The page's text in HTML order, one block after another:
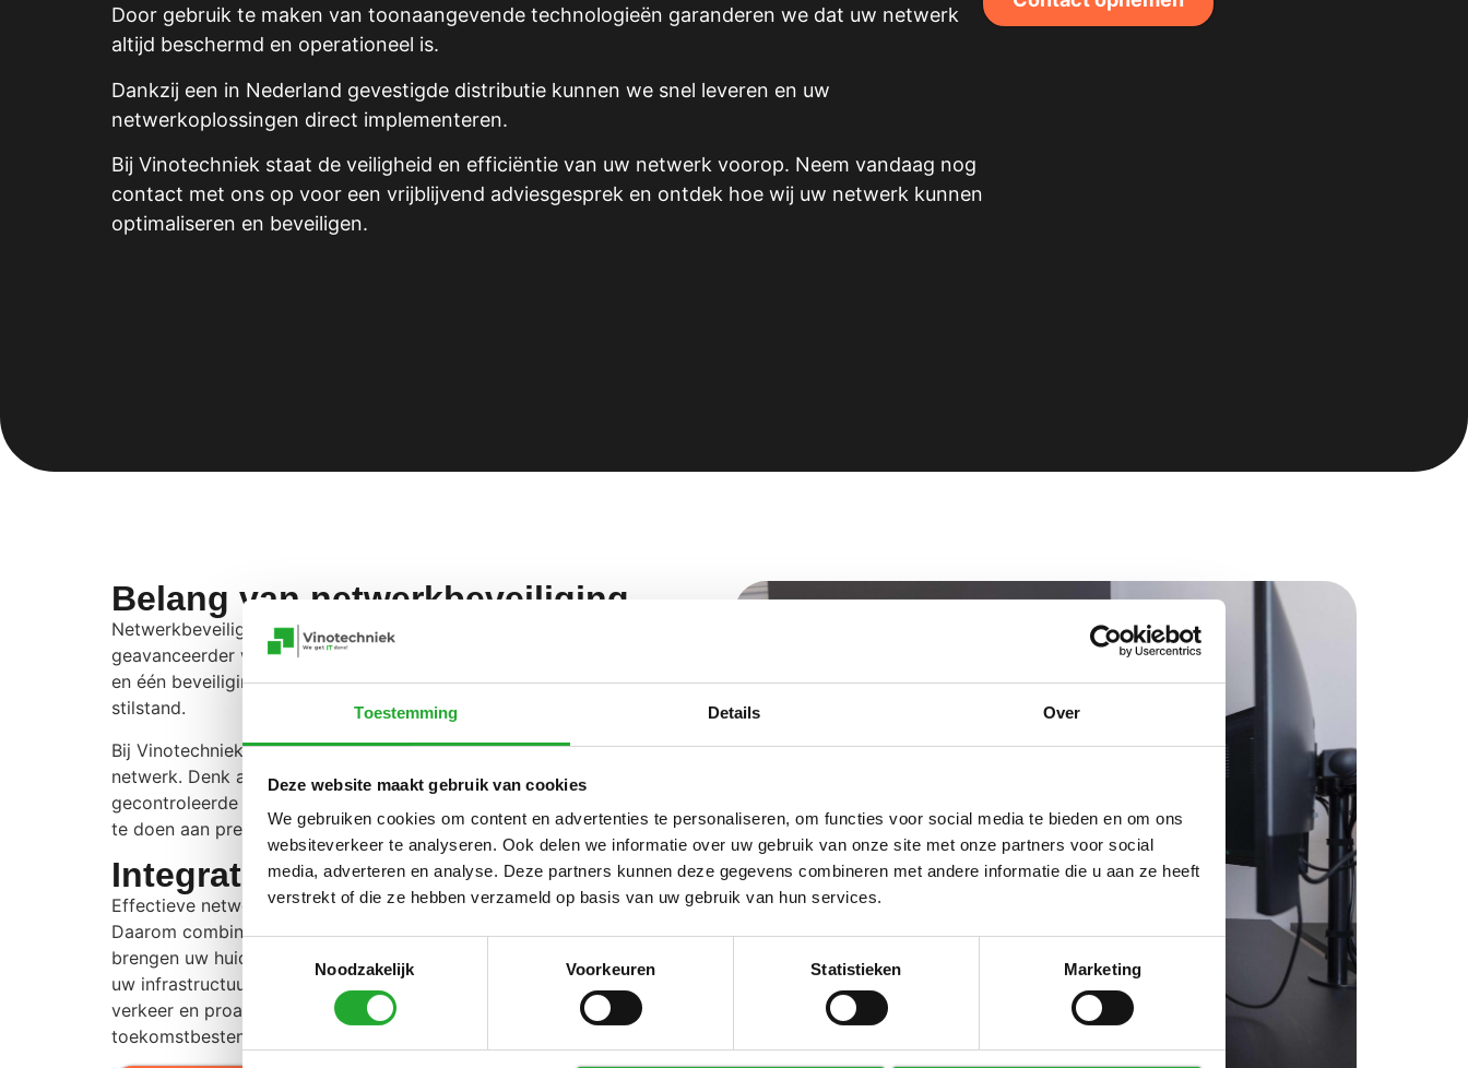
Toestemming Details Over
Deze website maakt gebruik van cookies
We gebruiken cookies om content en advertenties te personaliseren, om functies voor social media te bieden en om ons
websiteverkeer te analyseren. Ook delen we informatie over uw gebruik van onze site met onze partners voor social
media, adverteren en analyse. Deze partners kunnen deze gegevens combineren met andere informatie die u aan ze heeft
verstrekt of die ze hebben verzameld op basis van uw gebruik van hun services.
Noodzakelijk
Voorkeuren Statistieken Marketing
Door gebruik te maken van toonaangevende technologieën garanderen we dat uw netwerk
altijd beschermd en operationeel is.
Dankzij een in Nederland gevestigde distributie kunnen we snel leveren en uw
netwerkoplossingen direct implementeren.
Bij Vinotechniek staat de veiligheid en efficiëntie van uw netwerk voorop. Neem vandaag nog
contact met ons op voor een vrijblijvend adviesgesprek en ontdek hoe wij uw netwerk kunnen
optimaliseren en beveiligen.
Belang van netwerkbeveiliging
Netwerkbeveiliging is essentieel in een tijd waarin cyberdreigingen steeds
geavanceerder worden. Bedrijven zijn vaak kwetsbaarder dan ze denken
en één beveiligingslek kan al leiden tot dataverlies, reputatieschade of
stilstand.
Bij Vinotechniek zorgen we voor een sterke beveiligingslaag rondom uw
netwerk. Denk aan slimme firewalls, versleutelde communicatie en
gecontroleerde toegang voor gebruikers en apparaten zonder concessies
te doen aan prestaties of gebruiksgemak.
Integratie van beheer en beveiliging
Effectieve netwerkbeveiliging begint bij professioneel netwerkbeheer.
Daarom combineren wij beide aspecten in één heldere aanpak. We
brengen uw huidige situatie in kaart, identificeren risico’s en optimaliseren
uw infrastructuur. Denk aan netwerksegmentatie, monitoring van verdacht
verkeer en proactieve updates. Zo bouwen we een veilige, snelle en
toekomstbestendige IT-omgeving waarin u zorgeloos kunt werken.